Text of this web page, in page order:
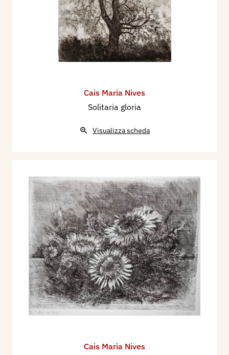
Cais Maria Nives
Solitaria gloria
Visualizza scheda
Cais Maria Nives